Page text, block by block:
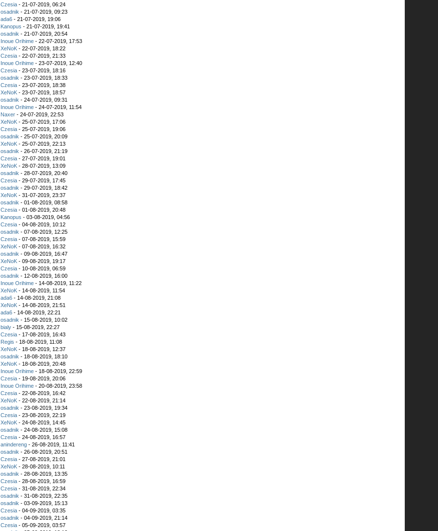
Czesia - 21-07-2019, 06:24
osadnik - 21-07-2019, 09:23
ada6 - 21-07-2019, 19:06
Kanopus - 21-07-2019, 19:41
osadnik - 21-07-2019, 20:54
Inoue Orihime - 22-07-2019, 17:53
XeNoK - 22-07-2019, 18:22
Czesia - 22-07-2019, 21:33
Inoue Orihime - 23-07-2019, 12:40
Czesia - 23-07-2019, 18:16
osadnik - 23-07-2019, 18:33
Czesia - 23-07-2019, 18:38
XeNoK - 23-07-2019, 18:57
osadnik - 24-07-2019, 09:31
Inoue Orihime - 24-07-2019, 11:54
Naxer - 24-07-2019, 22:53
XeNoK - 25-07-2019, 17:06
Czesia - 25-07-2019, 19:06
osadnik - 25-07-2019, 20:09
XeNoK - 25-07-2019, 22:13
osadnik - 26-07-2019, 21:19
Czesia - 27-07-2019, 19:01
XeNoK - 28-07-2019, 13:09
osadnik - 28-07-2019, 20:40
Czesia - 29-07-2019, 17:45
osadnik - 29-07-2019, 18:42
XeNoK - 31-07-2019, 23:37
osadnik - 01-08-2019, 08:58
Czesia - 01-08-2019, 20:48
Kanopus - 03-08-2019, 04:56
Czesia - 04-08-2019, 10:12
osadnik - 07-08-2019, 12:25
Czesia - 07-08-2019, 15:59
XeNoK - 07-08-2019, 16:32
osadnik - 09-08-2019, 16:47
XeNoK - 09-08-2019, 19:17
Czesia - 10-08-2019, 06:59
osadnik - 12-08-2019, 16:00
Inoue Orihime - 14-08-2019, 11:22
XeNoK - 14-08-2019, 11:54
ada6 - 14-08-2019, 21:08
XeNoK - 14-08-2019, 21:51
ada6 - 14-08-2019, 22:21
osadnik - 15-08-2019, 10:02
bialy - 15-08-2019, 22:27
Czesia - 17-08-2019, 16:43
Regis - 18-08-2019, 11:08
XeNoK - 18-08-2019, 12:37
osadnik - 18-08-2019, 18:10
XeNoK - 18-08-2019, 20:48
Inoue Orihime - 18-08-2019, 22:59
Czesia - 19-08-2019, 20:06
Inoue Orihime - 20-08-2019, 23:58
Czesia - 22-08-2019, 16:42
XeNoK - 22-08-2019, 21:14
osadnik - 23-08-2019, 19:34
Czesia - 23-08-2019, 22:19
XeNoK - 24-08-2019, 14:45
osadnik - 24-08-2019, 15:08
Czesia - 24-08-2019, 16:57
anindereng - 26-08-2019, 11:41
osadnik - 26-08-2019, 20:51
Czesia - 27-08-2019, 21:01
XeNoK - 28-08-2019, 10:11
osadnik - 28-08-2019, 13:35
Czesia - 28-08-2019, 16:59
Czesia - 31-08-2019, 22:34
osadnik - 31-08-2019, 22:35
osadnik - 03-09-2019, 15:13
Czesia - 04-09-2019, 03:35
osadnik - 04-09-2019, 21:14
Czesia - 05-09-2019, 03:57